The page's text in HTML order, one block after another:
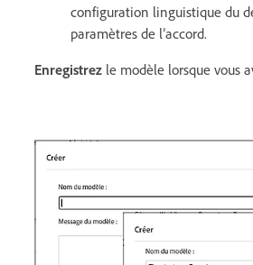
configuration linguistique du
paramètres de l’accord.
Enregistrez le modèle lorsque vous